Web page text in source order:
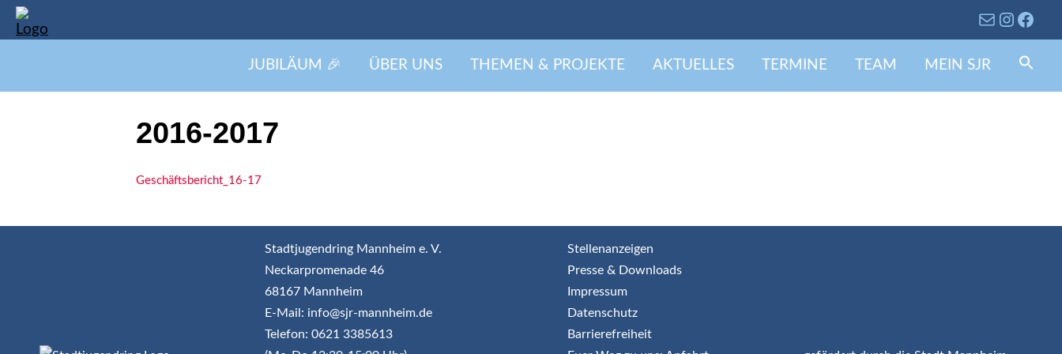
JUBILÄUM 🎉 ÜBER UNS THEMEN & PROJEKTE AKTUELLES TERMINE TEAM MEIN SJR
2016-2017
Geschäftsbericht_16-17
Stadtjugendring Mannheim e. V.
Neckarpromenade 46
68167 Mannheim
E-Mail: info@sjr-mannheim.de
Telefon: 0621 3385613
Stellenanzeigen
Presse & Downloads
Impressum
Datenschutz
Barrierefreiheit